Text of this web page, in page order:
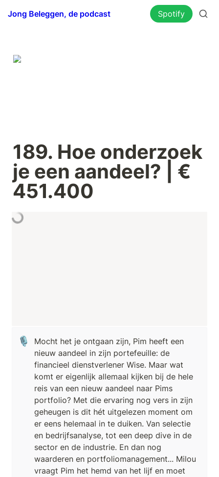
Jong Beleggen, de podcast Spotify
189. Hoe onderzoek
je een aandeel? | €
451.400
🎙️
Mocht het je ontgaan zijn, Pim heeft een
nieuw aandeel in zijn portefeuille: de
financieel dienstverlener Wise. Maar wat
komt er eigenlijk allemaal kijken bij de hele
reis van een nieuw aandeel naar Pims
portfolio? Met die ervaring nog vers in zijn
geheugen is dit hét uitgelezen moment om
er eens helemaal in te duiken. Van selectie
en bedrijfsanalyse, tot een deep dive in de
sector en de industrie. En dan nog
waarderen en portfoliomanagement... Milou
vraagt Pim het hemd van het lijf en moet